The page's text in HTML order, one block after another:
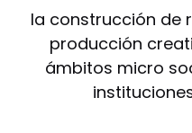
la construcción de
producción
ámbitos micro